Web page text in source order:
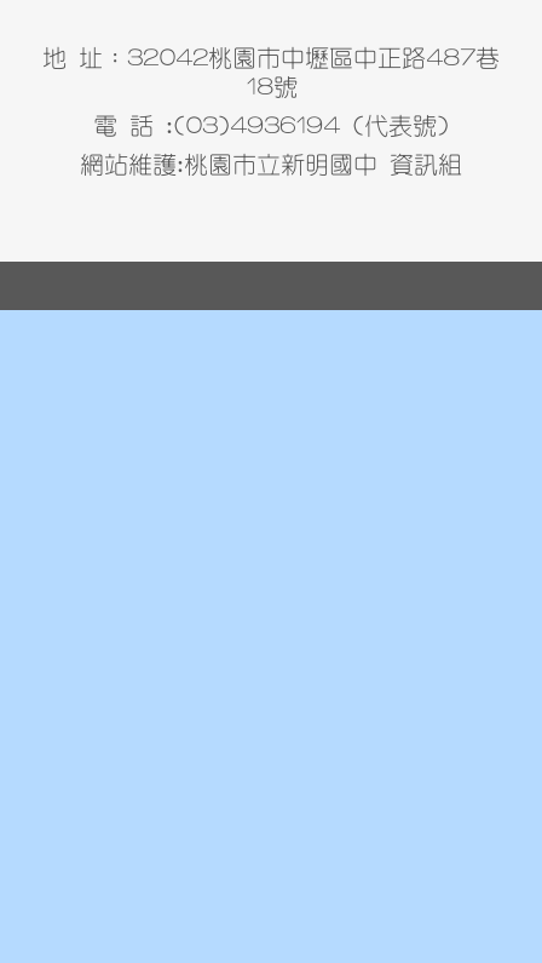
地 址：32042桃園市中壢區中正路487巷
18號
電 話 :(03)4936194 (代表號)
網站維護:桃園市立新明國中 資訊組